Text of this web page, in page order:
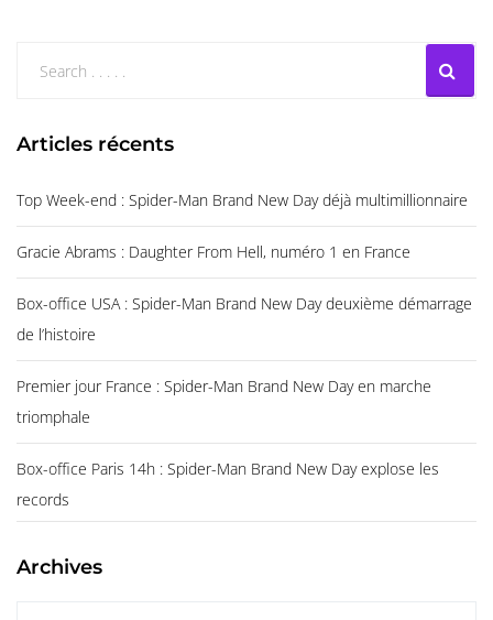
Articles récents
Top Week-end : Spider-Man Brand New Day déjà multimillionnaire
Gracie Abrams : Daughter From Hell, numéro 1 en France
Box-office USA : Spider-Man Brand New Day deuxième démarrage
de l’histoire
Premier jour France : Spider-Man Brand New Day en marche
triomphale
Box-office Paris 14h : Spider-Man Brand New Day explose les
records
Archives